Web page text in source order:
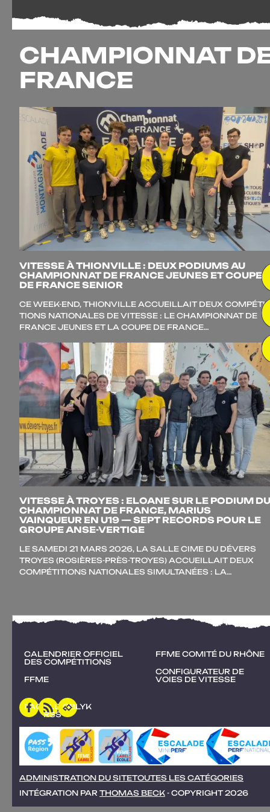
CHAMPIONNAT
FRANCE
VITESSE À THIONVILLE : DEUX PODIUMS AU
CHAMPIONNAT DE FRANCE JEUNES ET COUPE
DE FRANCE SENIOR
CE WEEK-END, THIONVILLE ACCUEILLAIT DEUX COM­PÉ­TI­
TIONS NATIO­NALES DE VITESSE : LE CHAMPIONNAT DE
FRANCE JEUNES ET LA COUPE DE FRANCE…
VITESSE À TROYES : ELOANE SUR LE PODIUM DU
CHAMPIONNAT DE FRANCE, MARIUS
VAINQUEUR EN U19 — SEPT RECORDS POUR LE
GROUPE ANSE-VERTIGE
LE SAME­DI 21 MARS 2026, LA SALLE CIME DU DÉVERS
TROYES (ROSIÈRES-PRÈS-TROYES) ACCUEILLAIT DEUX
COM­PÉ­TI­TIONS NATIO­NALES SIMUL­TA­NÉES : LA…
CALENDRIER OFFICIEL
DES COMPÉTITIONS
FFME
FFME COMITÉ DU RHÔNE
CONFIGURATEUR DE
VOIES DE VITESSE
FACEBOOK
FLUX
RSS
OBLYK
ADMINISTRATION DU SITETOUTES LES CATÉGORIES
INTÉGRATION PAR THOMAS BECK - COPYRIGHT 2026